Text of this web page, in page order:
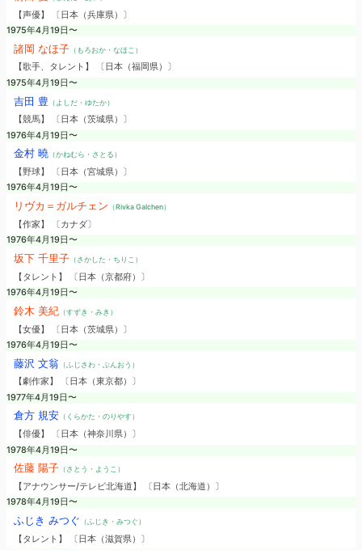
【声優】 〔日本（兵庫県）〕
1975年4月19日〜
諸岡 なほ子（もろおか・なほこ）
【歌手、タレント】 〔日本（福岡県）〕
1975年4月19日〜
吉田 豊 （よしだ・ゆたか）
【競馬】 〔日本（茨城県）〕
1976年4月19日〜
金村 曉（かねむら・さとる）
【野球】 〔日本（宮城県）〕
1976年4月19日〜
リヴカ＝ガルチェン （Rivka Galchen）
【作家】 〔カナダ〕
1976年4月19日〜
坂下 千里子（さかした・ちりこ）
【タレント】 〔日本（京都府）〕
1976年4月19日〜
鈴木 美紀（すずき・みき）
【女優】 〔日本（茨城県）〕
1976年4月19日〜
藤沢 文翁 （ふじさわ・ぶんおう）
【劇作家】 〔日本（東京都）〕
1977年4月19日〜
倉方 規安（くらかた・のりやす）
【俳優】 〔日本（神奈川県）〕
1978年4月19日〜
佐藤 陽子（さとう・ようこ）
【アナウンサー/テレビ北海道】 〔日本（北海道）〕
1978年4月19日〜
ふじき みつぐ （ふじき・みつぐ）
【タレント】 〔日本（滋賀県）〕